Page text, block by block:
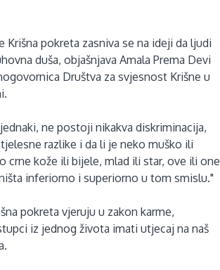
Krišna pokreta zasniva se na ideji da ljudi
duša, objašnjava Amala Prema Devi
Društva za svjesnost Krišne u
ne postoji nikakva diskriminacija,
razlike i da li je neko muško ili
crne kože ili bijele, mlad ili star, ove ili one
inferiorno i superiorno u tom smislu."
pokreta vjeruju u zakon karme,
iz jednog života imati utjecaj na naš